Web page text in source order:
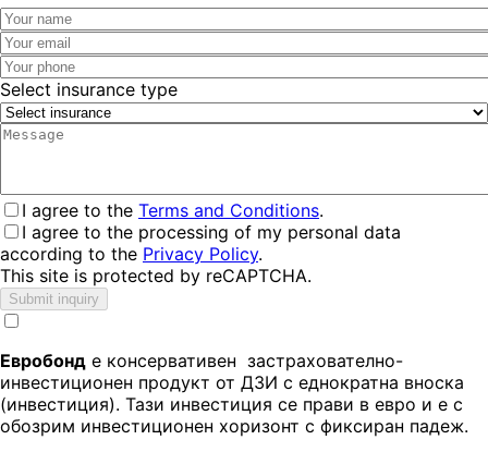
Select insurance type
I agree to the Terms and Conditions.
I agree to the processing of my personal data
according to the Privacy Policy.
This site is protected by reCAPTCHA.
Submit inquiry
Евробонд е консервативен застрахователно-
инвестиционен продукт от ДЗИ с еднократна вноска
(инвестиция). Тази инвестиция се прави в евро и е с
обозрим инвестиционен хоризонт с фиксиран падеж.